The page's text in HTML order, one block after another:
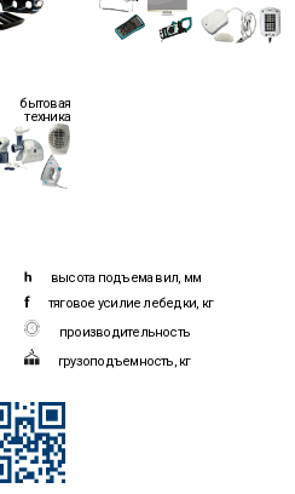
бытовая
техника
высота подъема вил, мм
тяговое усилие лебедки, кг
производительность
грузоподъемность, кг